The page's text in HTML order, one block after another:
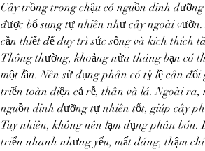
Cây trồng trong chậu có nguồn dinh
được bổ sung tự nhiên như cây ngoài
cần thiết để duy trì sức sống và kích thích
Thông thường, khoảng nửa tháng bạn có
một lần. Nên sử dụng phân có tỷ lệ cân
triển toàn diện cả rễ, thân và lá. Ngoài ra,
nguồn dinh dưỡng tự nhiên tốt, giúp cây
Tuy nhiên, không nên lạm dụng phân bón.
triển nhanh nhưng yếu, mất dáng, thậm